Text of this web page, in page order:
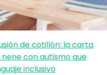
de cotillón: la carta
con autismo que
inclusivo